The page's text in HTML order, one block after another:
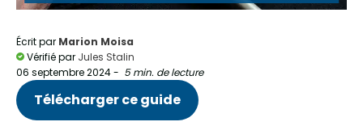
Écrit par Marion Moisa
Vérifié par Jules Stalin
06 septembre 2024- 5 min. de lecture
Télécharger ce guide